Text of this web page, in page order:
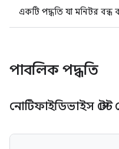
একটি পদ্ধতি যা মনিটর
পাবলিক পদ্ধতি
নোটিফাইডিভাইস স্টেট